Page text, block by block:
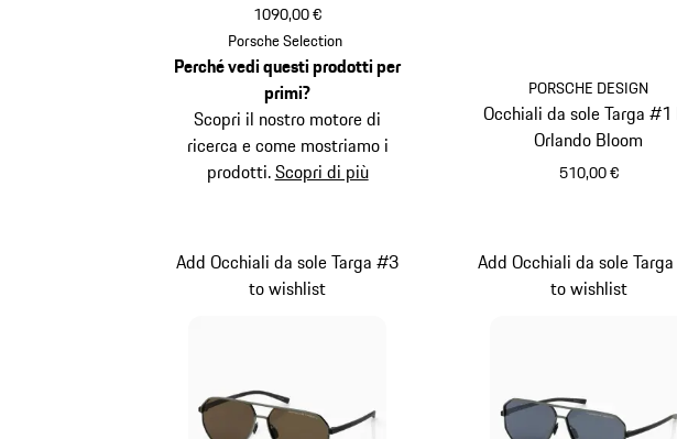
1090,00 €
Titanio
Porsche Selection
Perché vedi questi prodotti per
primi?
Scopri il nostro motore di
ricerca e come mostriamo i
prodotti.Scopri di più
PORSCHE DESIGN
Occhiali da sole Targa #1
Orlando Bloom
510,00 €
Add Occhiali da sole Targa #3
to wishlist
Add Occhiali da sole
to wishlist